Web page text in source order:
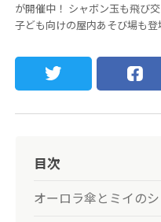
が開催中！ シャボン玉も飛び
子ども向けの屋内あそび場も登
目次
オーロラ傘とミイの